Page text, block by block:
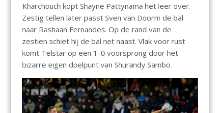
Kharchouch kopt Shayne Pattynama het leer over.
Zestig tellen later passt Sven van Doorm de bal
naar Rashaan Fernandes. Op de rand van de
zestien schiet hij de bal net naast. Vlak voor rust
komt Telstar op een 1-0 voorsprong door het
bizarre eigen doelpunt van Shurandy Sambo.